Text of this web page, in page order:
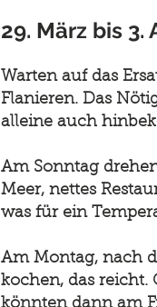
29. März bis
Warten auf das
Flanieren. Das
alleine auch
Am Sonntag
Meer, nettes
was für ein
Am Montag, nach
kochen, das reicht.